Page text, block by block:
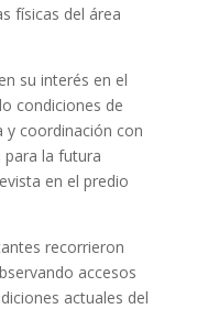
físicas del área
su interés en el
condiciones de
y coordinación con
la futura
en el predio
recorrieron
accesos
actuales del